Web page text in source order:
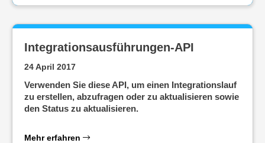
Integrationsausführungen-API
24 April 2017
Verwenden Sie diese API, um einen Integrationslauf
zu erstellen, abzufragen oder zu aktualisieren sowie
den Status zu aktualisieren.
Mehr erfahren